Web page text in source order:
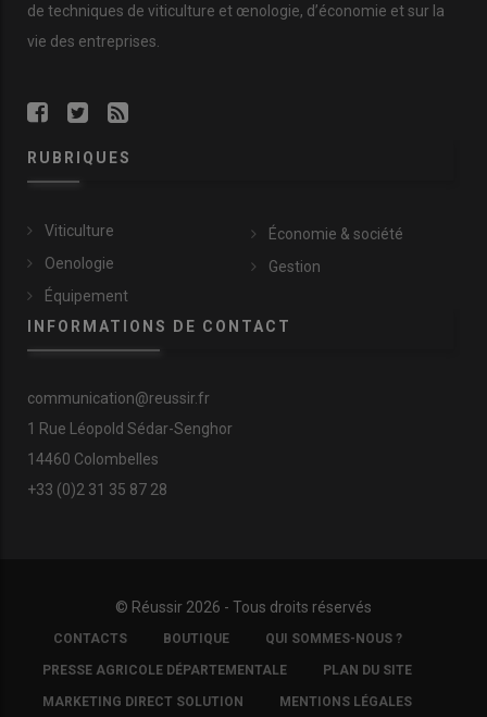
de techniques de viticulture et œnologie, d’économie et sur la
vie des entreprises.
RUBRIQUES
Viticulture
Oenologie
Équipement
Économie & société
Gestion
INFORMATIONS DE CONTACT
communication@reussir.fr
1 Rue Léopold Sédar-Senghor
14460 Colombelles
+33 (0)2 31 35 87 28
© Réussir 2026 - Tous droits réservés
FOOTER
COPYRIGHT
CONTACTS BOUTIQUE QUI SOMMES-NOUS ?
PRESSE AGRICOLE DÉPARTEMENTALE PLAN DU SITE
MARKETING DIRECT SOLUTION MENTIONS LÉGALES